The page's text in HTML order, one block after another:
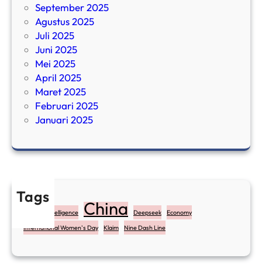
September 2025
Agustus 2025
Juli 2025
Juni 2025
Mei 2025
April 2025
Maret 2025
Februari 2025
Januari 2025
Tags
Artificial Intelligence China Deepseek
Economy
International Women's Day
Klaim Nine Dash Line